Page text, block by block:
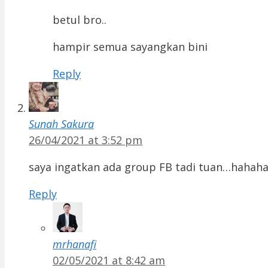
betul bro..
hampir semua sayangkan bini
Reply
Sunah Sakura
26/04/2021 at 3:52 pm
saya ingatkan ada group FB tadi tuan…hahaha
Reply
mrhanafi
02/05/2021 at 8:42 am